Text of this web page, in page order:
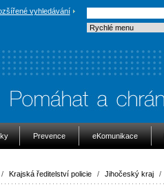
vyhledávání
Prevence eKomunikace
/ Krajská ředitelství policie / Jihočeský kraj /